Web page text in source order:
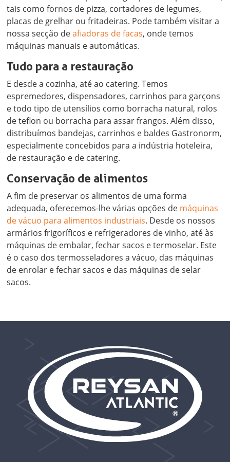
tais como fornos de pizza, cortadores de legumes,
placas de grelhar ou fritadeiras. Pode também visitar a
nossa secção deafiadoras de facas, onde temos
máquinas manuais e automáticas.
Tudo para a restauração
E desde a cozinha, até ao catering. Temos
espremedores, dispensadores, carrinhos para garçons
e todo tipo de utensílios como borracha natural, rolos
de teflon ou borracha para assar frangos. Além disso,
distribuímos bandejas, carrinhos e baldes Gastronorm,
especialmente concebidos para a indústria hoteleira,
de restauração e de catering.
Conservação de alimentos
A fim de preservar os alimentos de uma forma
adequada, oferecemos-lhe várias opções de máquinas
de vácuo para alimentos industriais. Desde os nossos
armários frigoríficos e refrigeradores de vinho, até às
máquinas de embalar, fechar sacos e termoselar. Este
é o caso dos termosseladores a vácuo, das máquinas
de enrolar e fechar sacos e das máquinas de selar
sacos.